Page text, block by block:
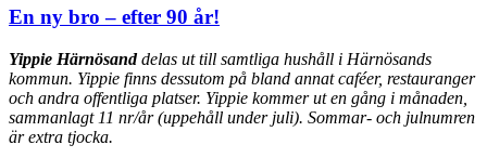
En ny bro – efter 90 år!
Yippie Härnösanddelas ut till samtliga hushåll i Härnösands
kommun. Yippie finns dessutom på bland annat caféer, restauranger
och andra offentliga platser. Yippie kommer ut en gång i månaden,
sammanlagt 11 nr/år (uppehåll under juli). Sommar- och julnumren
är extra tjocka.